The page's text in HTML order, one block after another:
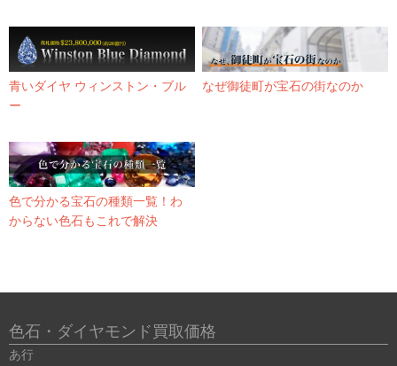
青いダイヤ ウィンストン・ブル
ー
なぜ御徒町が宝石の街なのか
色で分かる宝石の種類一覧！わ
からない色石もこれで解決
色石・ダイヤモンド買取価格
あ行